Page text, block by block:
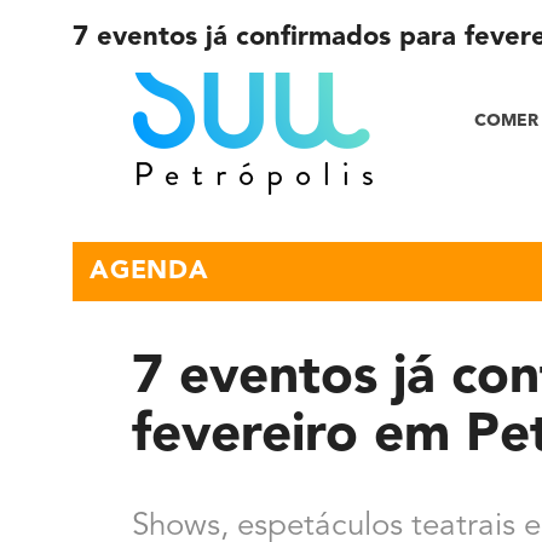
COMER
7 eventos já confirmados para
AGENDA
7 eventos já
fevereiro em
Shows, espetáculos teatrais